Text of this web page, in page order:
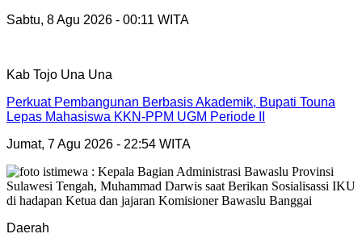
Sabtu, 8 Agu 2026 - 00:11 WITA
Kab Tojo Una Una
Perkuat Pembangunan Berbasis Akademik, Bupati Touna
Lepas Mahasiswa KKN-PPM UGM Periode II
Jumat, 7 Agu 2026 - 22:54 WITA
Daerah